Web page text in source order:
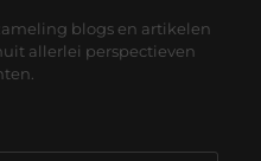
blogs en artikelen
allerlei perspectieven